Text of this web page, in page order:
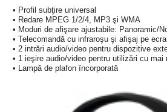
• Profil subţire universal
• Redare MPEG 1/2/4, MP3 şi WMA
• Moduri de afişare ajustabile: Panoramic/
• Telecomandă cu infraroşu şi afişaj pe
• 2 intrări audio/video pentru dispozitive
• 1 ieşire audio/video pentru utilizări cu mai
• Lampă de plafon încorporată